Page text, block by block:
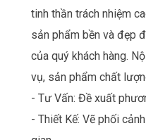
tinh thần trách nhiệm
sản phẩm bền và đẹp
của quý khách hàng.
vụ, sản phẩm chất
- Tư Vấn: Đề xuất
- Thiết Kế: Vẽ phối